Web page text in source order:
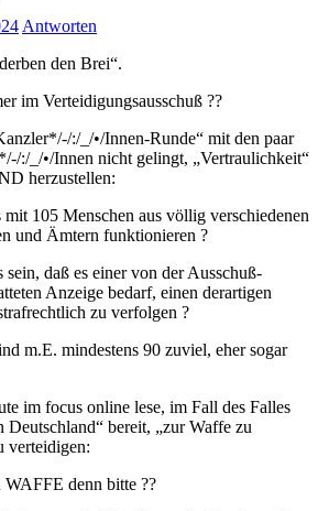
Antworten
den Brei“.
im Verteidigungsausschuß ??
:/_/•/Innen-Runde“ mit den paar
:/_/•/Innen nicht gelingt, „Vertraulichkeit“
herzustellen:
105 Menschen aus völlig verschiedenen
und Ämtern funktionieren ?
daß es einer von der Ausschuß-
Anzeige bedarf, einen derartigen
zu verfolgen ?
m.E. mindestens 90 zuviel, eher sogar
im focus online lese, im Fall des Falles
Deutschland“ bereit, „zur Waffe zu
verteidigen:
denn bitte ??